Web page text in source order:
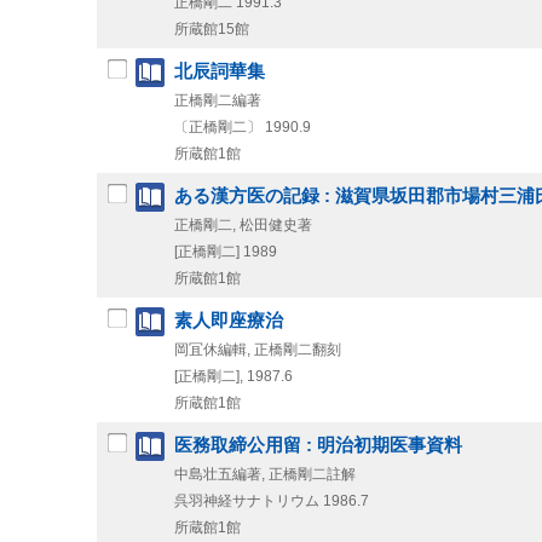
所蔵館15館
北辰詞華集
正橋剛二編著
〔正橋剛二〕
1990.9
所蔵館1館
ある漢方医の記録 : 滋賀県坂田郡市場村三浦
正橋剛二, 松田健史著
[正橋剛二] 1989
所蔵館1館
素人即座療治
岡冝休編輯, 正橋剛二翻刻
[正橋剛二], 1987.6
所蔵館1館
医務取締公用留 : 明治初期医事資料
中島壮五編著, 正橋剛二註解
呉羽神経サナトリウム 1986.7
所蔵館1館